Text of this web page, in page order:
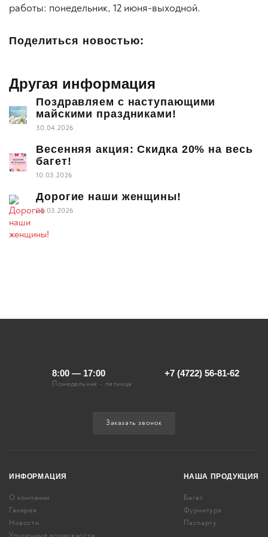
работы: понедельник, 12 июня-выходной.
Поделиться новостью:
Другая информация
Поздравляем с наступающими
майскими праздниками!
30.04.2026
Весенняя акция: Скидка 20% на весь
багет!
10.03.2026
Дорогие наши женщины!
05.03.2026
8:00 — 17:00
Понедельник - пятница
+7 (4722) 56-81-62
Заказать звонок
ИНФОРМАЦИЯ
О компании
Галерея
Новости
НАША ПРОДУКЦИЯ
Багет
Фурнитура
Паспарту